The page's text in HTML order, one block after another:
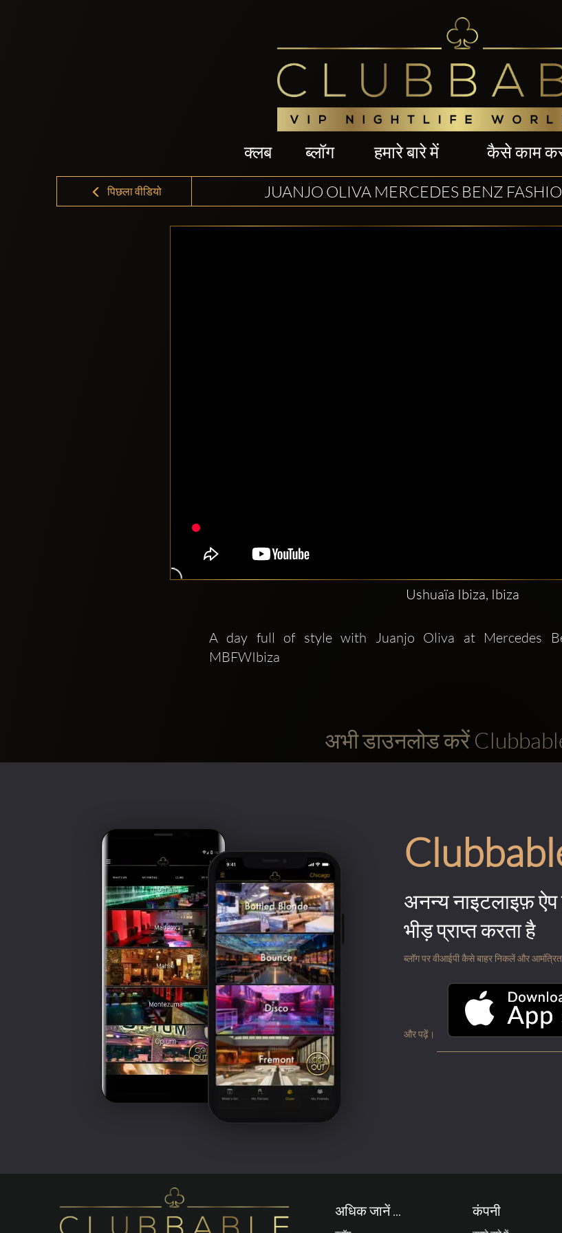
क्लब ब्लॉग हमारे बारे में कैसे काम
पिछला वीडियो JUANJO OLIVA MERCEDES BENZ
Ushuaïa Ibiza, Ibiza
A day full of style with Juanjo Oliva at Mercedes
MBFWIbiza
अभी डाउनलोड करें
अनन्य नाइटलाइफ़
भीड़ प्राप्त करता है
ब्लॉग पर वीआईपी कैसे बाहर निकलें और
और पढ़ें।
अधिक जानें ... कंपनी